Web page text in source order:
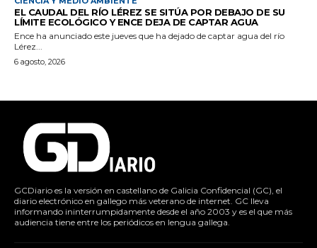
EL CAUDAL DEL RÍO LÉREZ SE SITÚA POR DEBAJO DE SU
LÍMITE ECOLÓGICO Y ENCE DEJA DE CAPTAR AGUA
Ence ha anunciado este jueves que ha dejado de captar agua del río
Lérez...
6 agosto, 2026
GCDiario es la versión en castellano de Galicia Confidencial (GC), el
diario electrónico en gallego más veterano de internet. GC lleva
informando ininterrumpidamente desde el año 2003 y es el que más
audiencia tiene entre los periódicos en lengua gallega.